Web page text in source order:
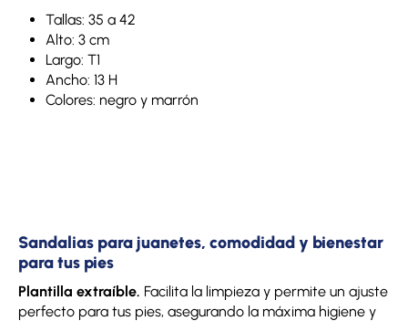
Tallas: 35 a 42
Alto: 3 cm
Largo: T1
Ancho: 13 H
Colores: negro y marrón
Sandalias para juanetes, comodidad y bienestar
para tus pies
Plantilla extraíble. Facilita la limpieza y permite un ajuste
perfecto para tus pies, asegurando la máxima higiene y